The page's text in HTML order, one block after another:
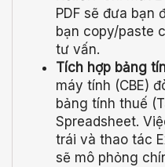
PDF sẽ đưa bạn
bạn copy/paste
tư vấn.
Tích hợp bảng
máy tính (CBE)
bảng tính thuế
Spreadsheet.
trái và thao tác
sẽ mô phỏng